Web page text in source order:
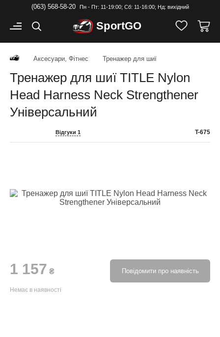
(063) 568-58-20 Пн - Пт: 11-19:00; Cб: 11-16:00; Нд: вихідний
SportGO
Аксесуари, Фітнес Тренажер для шиї
Тренажер для шиї TITLE Nylon
Head Harness Neck Strengthener
Універсальний
Відгуки 1 T-675
1 157 ₴
Немає в наявності
Повідомити про наявність